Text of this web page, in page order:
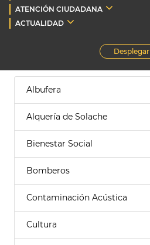
ATENCIÓN CIUDADANA
ACTUALIDAD
Desplegar
Albufera
Alquería de Solache
Bienestar Social
Bomberos
Contaminación Acústica
Cultura